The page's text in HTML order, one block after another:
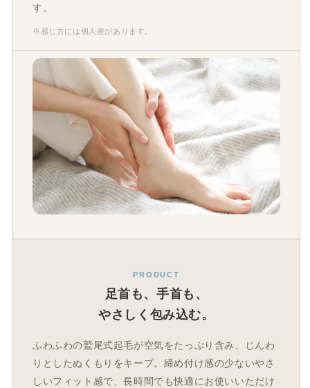
す。
※感じ方には個人差があります。
PRODUCT
足首も、手首も、
やさしく包み込む。
ふわふわの鷲尾式起毛が空気をたっぷり含み、じんわ
りとしたぬくもりをキープ。締め付け感の少ないやさ
しいフィット感で、長時間でも快適にお使いいただけ